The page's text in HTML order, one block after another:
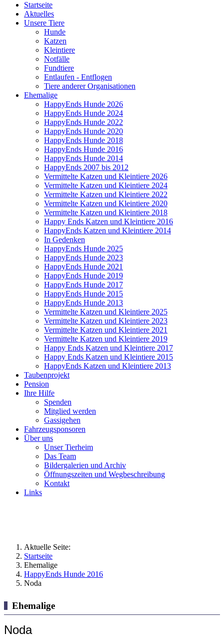
Startseite
Aktuelles
Unsere Tiere
Hunde
Katzen
Kleintiere
Notfälle
Fundtiere
Entlaufen - Entflogen
Tiere anderer Organisationen
Ehemalige
HappyEnds Hunde 2026
HappyEnds Hunde 2024
HappyEnds Hunde 2022
HappyEnds Hunde 2020
HappyEnds Hunde 2018
HappyEnds Hunde 2016
HappyEnds Hunde 2014
HappyEnds 2007 bis 2012
Vermittelte Katzen und Kleintiere 2026
Vermittelte Katzen und Kleintiere 2024
Vermittelte Katzen und Kleintiere 2022
Vermittelte Katzen und Kleintiere 2020
Vermittelte Katzen und Kleintiere 2018
Happy Ends Katzen und Kleintiere 2016
HappyEnds Katzen und Kleintiere 2014
In Gedenken
HappyEnds Hunde 2025
HappyEnds Hunde 2023
HappyEnds Hunde 2021
HappyEnds Hunde 2019
HappyEnds Hunde 2017
HappyEnds Hunde 2015
HappyEnds Hunde 2013
Vermittelte Katzen und Kleintiere 2025
Vermittelte Katzen und Kleintiere 2023
Vermittelte Katzen und Kleintiere 2021
Vermittelte Katzen und Kleintiere 2019
Happy Ends Katzen und Kleintiere 2017
Happy Ends Katzen und Kleintiere 2015
HappyEnds Katzen und Kleintiere 2013
Taubenprojekt
Pension
Ihre Hilfe
Spenden
Mitglied werden
Gassigehen
Fahrzeugsponsoren
Über uns
Unser Tierheim
Das Team
Bildergalerien und Archiv
Öffnungszeiten und Wegbeschreibung
Kontakt
Links
Aktuelle Seite:
Startseite
Ehemalige
HappyEnds Hunde 2016
Noda
Ehemalige
Noda